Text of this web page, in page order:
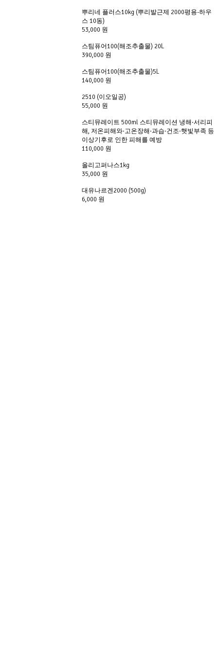
뿌리네 플러스10kg (뿌리발근제 2000평용-하우
스 10동)
53,000 원
스팀퓨어100(해조추출물) 20L
390,000 원
스팀퓨어100(해조추출물)5L
140,000 원
2510 (이오일공)
55,000 원
스티뮤레이트 500ml 스티뮤레이션 냉해·서리피
해, 저온피해와·고온장해·과습·건조·햇빛부족 등
이상기후로 인한 피해를 예방
110,000 원
올리고퍼나스1kg
35,000 원
대유나르겐2000 (500g)
6,000 원